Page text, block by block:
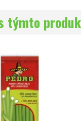
týmto